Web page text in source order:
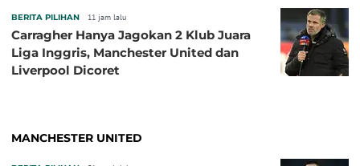
BERITA PILIHAN 11 jam lalu
Carragher Hanya Jagokan 2 Klub Juara
Liga Inggris, Manchester United dan
Liverpool Dicoret
MANCHESTER UNITED